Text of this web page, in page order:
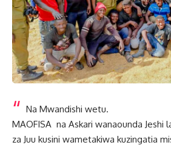
Na Mwandishi wetu.
MAOFISA na Askari wanaounda Jeshi
za Juu kusini wametakiwa kuzingatia